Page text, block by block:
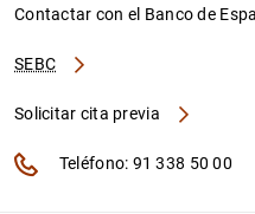
Contactar con el Banco de
SEBC
Solicitar cita previa
Teléfono: 91 338 50 00